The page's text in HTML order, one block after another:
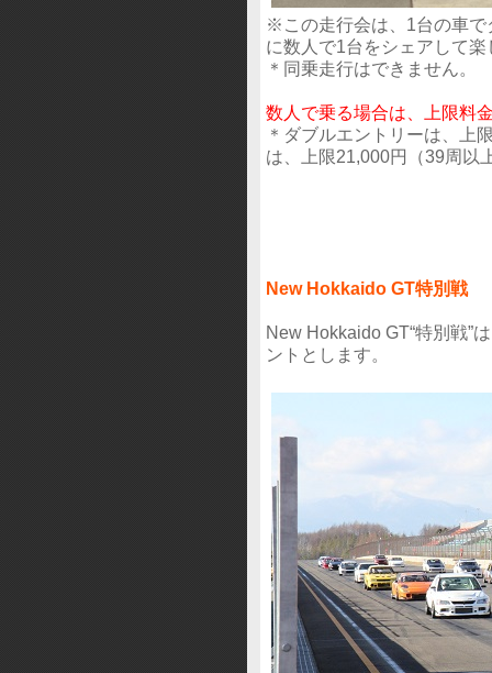
※この走行会は、1台の車で
に数人で1台をシェアして
＊同乗走行はできません。
数人で乗る場合は、上限料
＊ダブルエントリーは、上
は、上限21,000円（39周以
New Hokkaido GT特別戦
New Hokkaido GT“特別戦”
ントとします。